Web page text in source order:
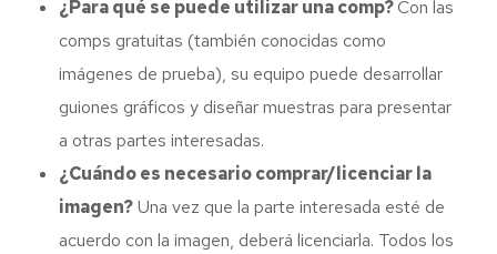
¿Para qué se puede utilizar una comp?Con las
comps gratuitas (también conocidas como
imágenes de prueba), su equipo puede desarrollar
guiones gráficos y diseñar muestras para presentar
a otras partes interesadas.
¿Cuándo es necesario comprar/licenciar la
imagen?Una vez que la parte interesada esté de
acuerdo con la imagen, deberá licenciarla. Todos los